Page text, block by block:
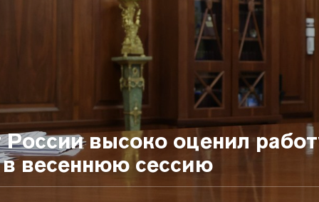
высоко оценил
в весеннюю сессию